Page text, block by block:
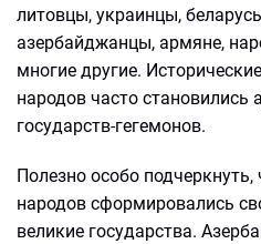
литовцы, украинцы,
азербайджанцы, армяне,
многие другие.
народов часто становились
государств-гегемонов.
Полезно особо
народов сформировались
великие государства.